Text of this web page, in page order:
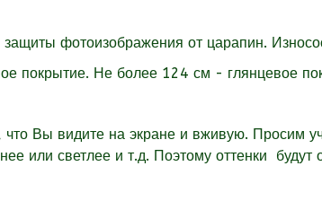
фотоизображения от царапин.
покрытие. Не более 124 см - глянцевое
Вы видите на экране и вживую. Просим
или светлее и т.д. Поэтому оттенки будут